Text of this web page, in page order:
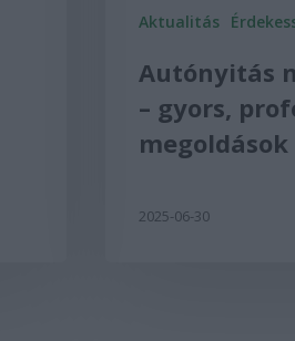
Aktualitás
Autónyitás
– gyors,
megoldások
2025-06-30